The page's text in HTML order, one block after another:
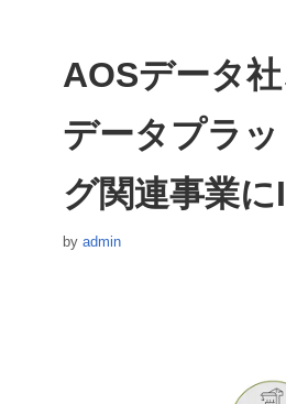
AOSデータ
データプラ
グ関連事業
by admin